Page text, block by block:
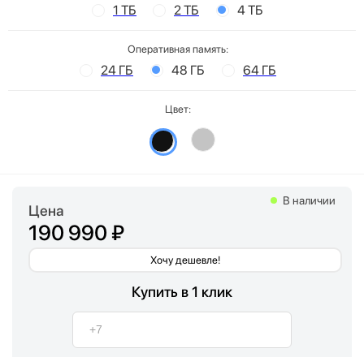
1 ТБ 2 ТБ 4 ТБ
Оперативная память:
24 ГБ 48 ГБ 64 ГБ
Цвет:
Цена
190 990 ₽
Хочу дешевле!
В наличии
Купить в 1 клик